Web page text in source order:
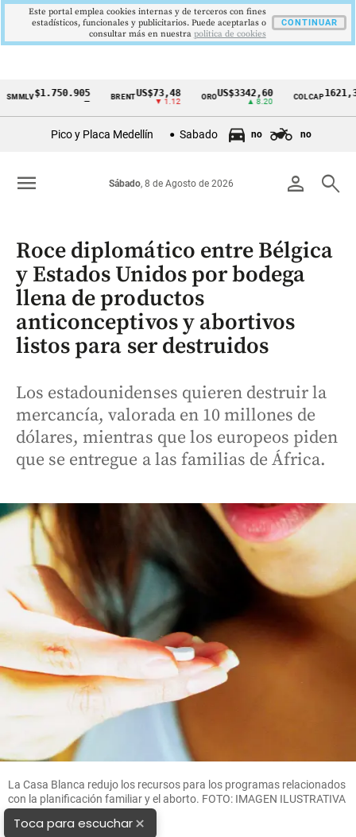
Cintillo
Colombia
$1.750.905 BRENT US$73,48
▼ 1.12
ORO US$3342,60 COLCAP1621,34
Pico y Placa Medellín Sabado no no
person search
Sábado, 8 de Agosto de 2026
menu
Roce diplomático entre Bélgica
y Estados Unidos por bodega
llena de productos
anticonceptivos y abortivos
listos para ser destruidos
Los estadounidenses quieren destruir la
mercancía, valorada en 10 millones de
dólares, mientras que los europeos piden
que se entregue a las familias de África.
La Casa Blanca redujo los recursos para los programas relacionados
con la planificación familiar y el aborto. FOTO: IMAGEN ILUSTRATIVA
DE ARCHIVO.
Toca para escuchar×
Este portal emplea cookies internas y de terceros con fines
estadísticos, funcionales y publicitarios. Puede aceptarlas o
consultar más en nuestra politica de cookies
CONTINUAR